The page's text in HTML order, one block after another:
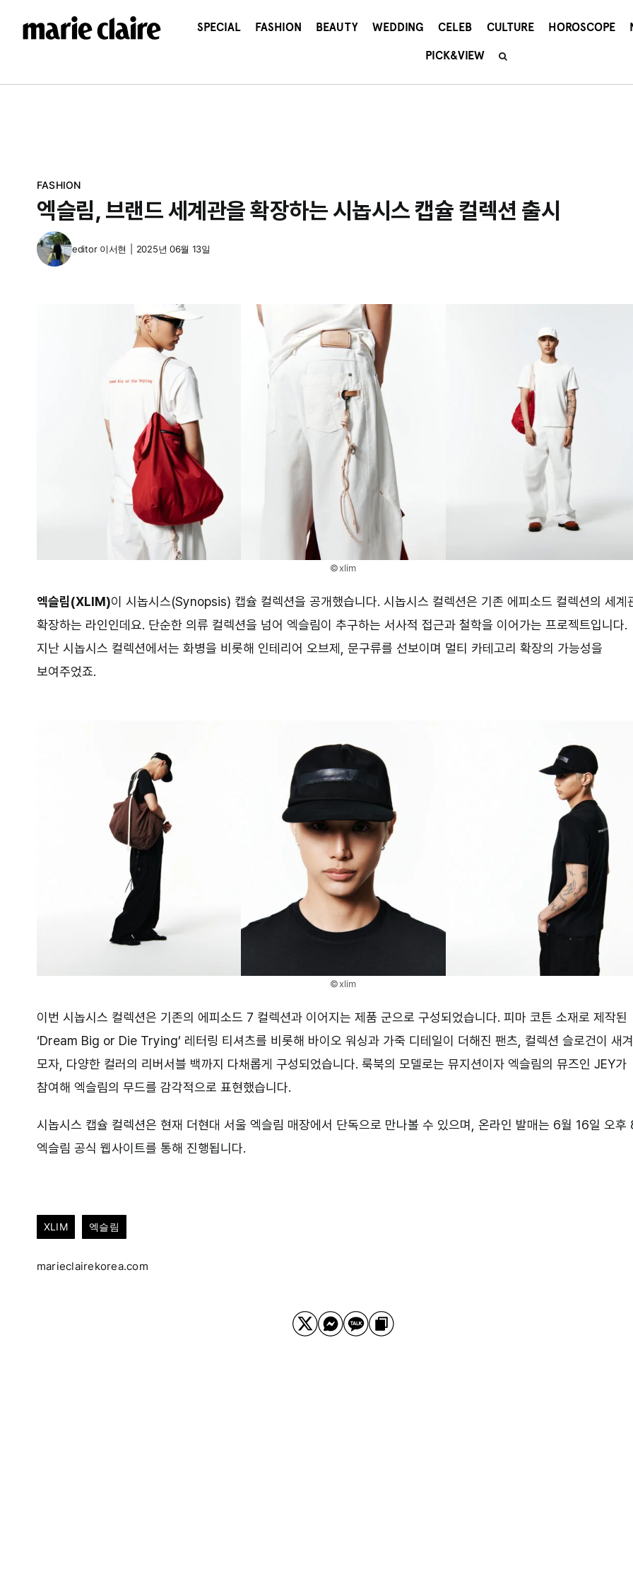
건
SPECIAL FASHION BEAUTY WEDDING CELEB CULTURE HOROSCOPE
PICK&VIEW
FASHION
엑슬림, 브랜드 세계관을 확장하는 시놉시스 캡슐 컬렉션 출시
editor 이서현 2025년 06월 13일
©xlim
엑슬림(XLIM)이 시놉시스(Synopsis) 캡슐 컬렉션을 공개했습니다. 시놉시스 컬렉션은 기존 에피소드 컬렉션의 세계
확장하는 라인인데요. 단순한 의류 컬렉션을 넘어 엑슬림이 추구하는 서사적 접근과 철학을 이어가는 프로젝트입니다.
지난 시놉시스 컬렉션에서는 화병을 비롯해 인테리어 오브제, 문구류를 선보이며 멀티 카테고리 확장의 가능성을
보여주었죠.
©xlim
이번 시놉시스 컬렉션은 기존의 에피소드 7 컬렉션과 이어지는 제품 군으로 구성되었습니다. 피마 코튼 소재로 제작된
‘Dream Big or Die Trying’ 레터링 티셔츠를 비롯해 바이오 워싱과 가죽 디테일이 더해진 팬츠, 컬렉션 슬로건이 새
모자, 다양한 컬러의 리버서블 백까지 다채롭게 구성되었습니다. 룩북의 모델로는 뮤지션이자 엑슬림의 뮤즈인 JEY가
참여해 엑슬림의 무드를 감각적으로 표현했습니다.
시놉시스 캡슐 컬렉션은 현재 더현대 서울 엑슬림 매장에서 단독으로 만나볼 수 있으며, 온라인 발매는 6월 16일 오후
엑슬림 공식 웹사이트를 통해 진행됩니다.
XLIM 엑슬림
marieclairekorea.com